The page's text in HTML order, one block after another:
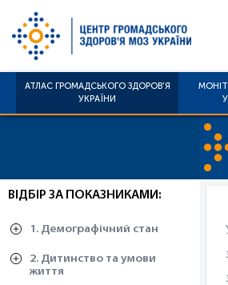
АТЛАС ГРОМАДСЬКОГО ЗДОРОВ'Я
УКРАЇНИ
ВІДБІР ЗА ПОКАЗНИКАМИ:
1. Демографічний стан
2. Дитинство та умови
життя